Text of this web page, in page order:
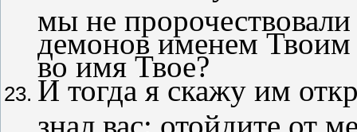
мы не
демонов именем Твоим
во имя Твое?
И тогда я скажу им
знал вас; отойдите от